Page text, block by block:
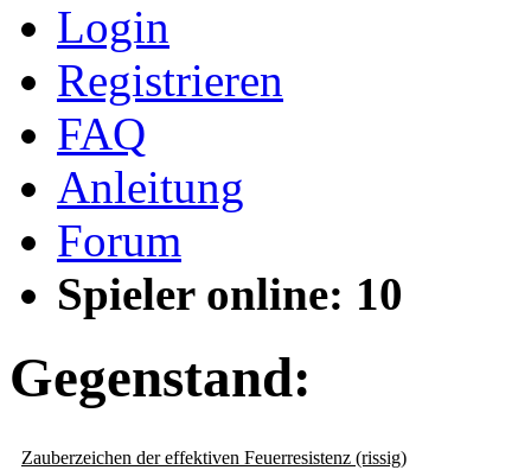
Login
Registrieren
FAQ
Anleitung
Forum
Spieler online: 10
Gegenstand:
Zauberzeichen der effektiven Feuerresistenz (rissig)